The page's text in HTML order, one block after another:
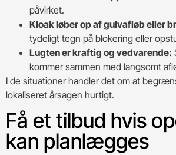
påvirket.
Kloak løber op af gulvafløb eller
tydeligt tegn på blokering eller
Lugten er kraftig og vedvarende:
kommer sammen med langsomt
I de situationer handler det om at
lokaliseret årsagen hurtigt.
Få et tilbud hvis
kan planlægges